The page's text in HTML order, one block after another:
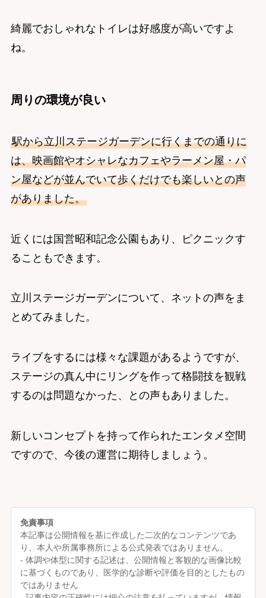
綺麗でおしゃれなトイレは好感度が高いですよ
ね。
周りの環境が良い
駅から立川ステージガーデンに行くまでの通りに
は、映画館やオシャレなカフェやラーメン屋・パ
ン屋などが並んでいて歩くだけでも楽しいとの声
がありました。
近くには国営昭和記念公園もあり、ピクニックす
ることもできます。
立川ステージガーデンについて、ネットの声をま
とめてみました。
ライブをするには様々な課題があるようですが、
ステージの真ん中にリングを作って格闘技を観戦
するのは問題なかった、との声もありました。
新しいコンセプトを持って作られたエンタメ空間
ですので、今後の運営に期待しましょう。
免責事項
本記事は公開情報を基に作成した二次的なコンテンツであ
り、本人や所属事務所による公式発表ではありません。
- 体調や体型に関する記述は、公開情報と客観的な画像比較
に基づくものであり、医学的な診断や評価を目的としたもの
ではありません